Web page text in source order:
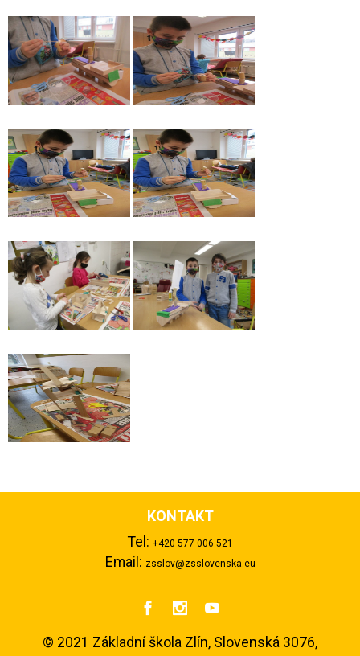
KONTAKT
Tel: +420 577 006 521
Email: zsslov@zsslovenska.eu
  
© 2021 Základní škola Zlín, Slovenská 3076,